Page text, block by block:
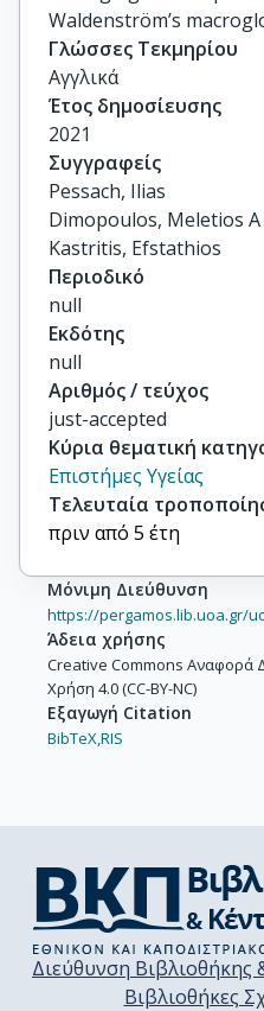
Waldenström’s
Γλώσσες Τεκμηρίου
Αγγλικά
Έτος δημοσίευσης
2021
Συγγραφείς
Pessach, Ilias
Dimopoulos, Meletios A
Kastritis, Efstathios
Περιοδικό
null
Εκδότης
null
Αριθμός / τεύχος
just-accepted
Κύρια θεματική
Επιστήμες Υγείας
Τελευταία
πριν από 5 έτη
Μόνιμη Διεύθυνση
https://pergamos.lib.uoa.gr/
Άδεια χρήσης
Creative Commons Αναφορά
Χρήση 4.0 (CC-BY-NC)
Εξαγωγή Citation
BibTeX,RIS
Διεύθυνση
Βιβλιοθήκες